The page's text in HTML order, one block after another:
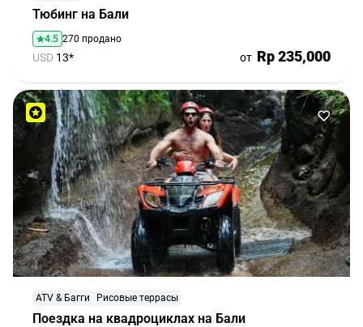
Тюбинг на Бали
4.5 270 продано
USD 13* от Rp 235,000
Поездка на квадроциклах на Бали
ATV & Багги Рисовые террасы